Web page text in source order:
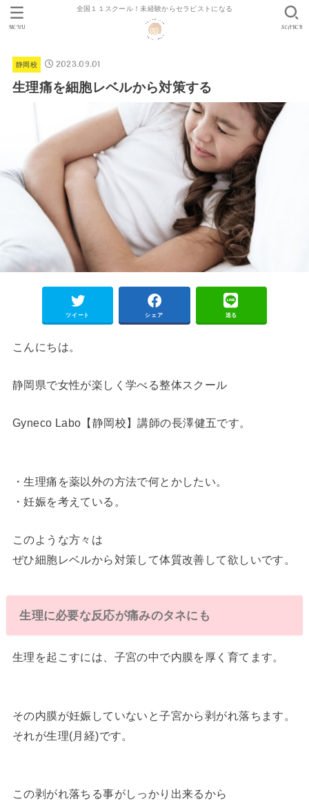
全国１１スクール！未経験からセラピストになる
SEARCH
MENU
静岡校 2023.09.01
生理痛を細胞レベルから対策する
ツイート シェア 送る
こんにちは。
静岡県で女性が楽しく学べる整体スクール
Gyneco Labo【静岡校】講師の長澤健五です。
・生理痛を薬以外の方法で何とかしたい。
・妊娠を考えている。
このような方々は
ぜひ細胞レベルから対策して体質改善して欲しいです。
生理に必要な反応が痛みのタネにも
生理を起こすには、子宮の中で内膜を厚く育てます。
その内膜が妊娠していないと子宮から剥がれ落ちます。
それが生理(月経)です。
この剥がれ落ちる事がしっかり出来るから